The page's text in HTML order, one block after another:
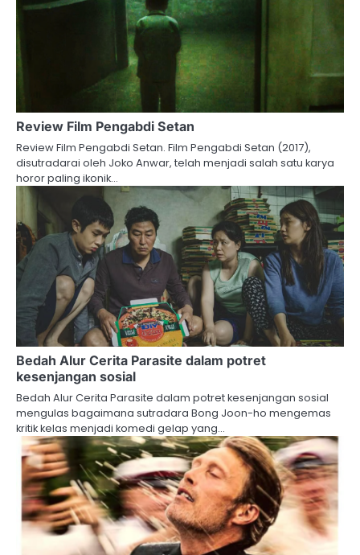
Review Film Pengabdi Setan
Review Film Pengabdi Setan. Film Pengabdi Setan (2017),
disutradarai oleh Joko Anwar, telah menjadi salah satu karya
horor paling ikonik…
Bedah Alur Cerita Parasite dalam potret
kesenjangan sosial
Bedah Alur Cerita Parasite dalam potret kesenjangan sosial
mengulas bagaimana sutradara Bong Joon-ho mengemas
kritik kelas menjadi komedi gelap yang…